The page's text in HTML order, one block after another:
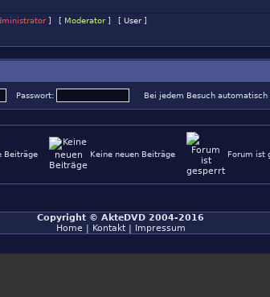
] [ Moderator ] [ User]
Passwort: Bei jedem Besuch automatisch
Beiträge Keine neuen Beiträge Forum ist
Copyright © AkteDVD 2004-2016
Home| Kontakt| Impressum